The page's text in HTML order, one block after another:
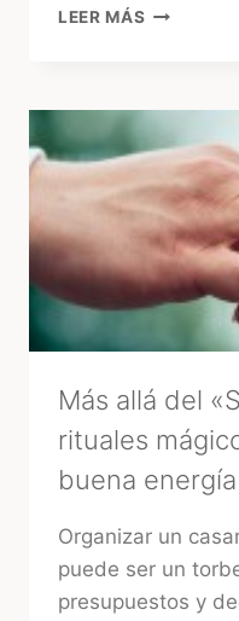
LEER MÁS
DE
BODA?
LA
MIRADA
DE
UNA
EXPERTA
–
Más allá del
rituales
buena
Organizar un
puede ser un
presupuestos y